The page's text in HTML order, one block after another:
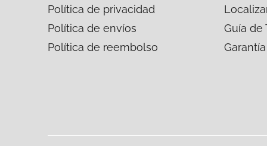
Política de privacidad
Política de envíos
Política de reembolso
Guía de
Garantía